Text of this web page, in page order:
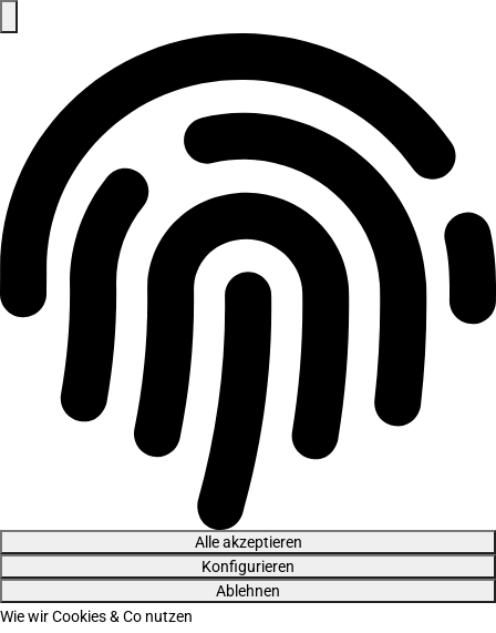
Alle akzeptieren
Konfigurieren
Ablehnen
Wie wir Cookies & Co nutzen